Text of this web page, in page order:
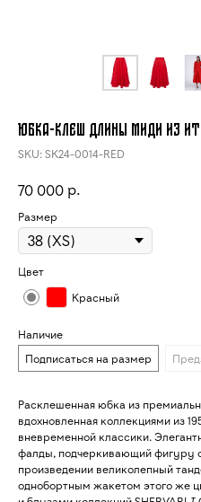
Юбка-клеш длины миди из
SKU: SK24-0014-RED
70 000 р.
Размер
Цвет
Красный
Наличие
Подписаться на размер
Расклешенная юбка из
вдохновленная коллекциями из
вневременной классики.
фалды, подчеркивающий фигуру
произведении великолепный
однобортным жакетом этого же